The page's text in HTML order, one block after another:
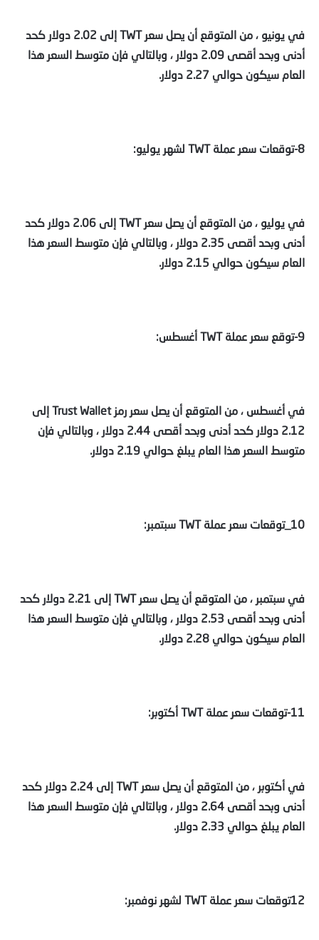
في يونيو ، من المتوقع أن يصل سعر TWT إلى 2.02 دولار كحد
أدنى وبحد أقصى 2.09 دولار ، وبالتالي فإن متوسط السعر هذا
العام سيكون حوالي 2.27 دولار.
8-توقعات سعر عملة TWT لشهر يوليو:
في يوليو ، من المتوقع أن يصل سعر TWT إلى 2.06 دولار كحد
أدنى وبحد أقصى 2.35 دولار ، وبالتالي فإن متوسط السعر هذا
العام سيكون حوالي 2.15 دولار.
9-توقع سعر عملة TWT أغسطس:
في أغسطس ، من المتوقع أن يصل سعر رمز Trust Wallet إلى
2.12 دولار كحد أدنى وبحد أقصى 2.44 دولار ، وبالتالي فإن
متوسط السعر هذا العام يبلغ حوالي 2.19 دولار.
10_توقعات سعر عملة TWT سبتمبر:
في سبتمبر ، من المتوقع أن يصل سعر TWT إلى 2.21 دولار كحد
أدنى وبحد أقصى 2.53 دولار ، وبالتالي فإن متوسط السعر هذا
العام سيكون حوالي 2.28 دولار.
11-توقعات سعر عملة TWT أكتوبر:
في أكتوبر ، من المتوقع أن يصل سعر TWT إلى 2.24 دولار كحد
أدنى وبحد أقصى 2.64 دولار ، وبالتالي فإن متوسط السعر هذا
العام يبلغ حوالي 2.33 دولار.
12توقعات سعر عملة TWT لشهر نوفمبر: